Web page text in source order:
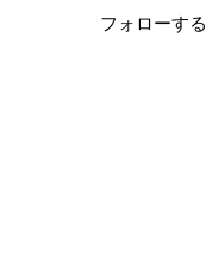
フォローする